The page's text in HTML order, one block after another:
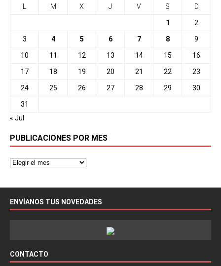
M X J V S D
1 2
3 4 5 6 7 8 9
10 11 12 13 14 15 16
17 18 19 20 21 22 23
24 25 26 27 28 29 30
31
« Jul
PUBLICACIONES POR MES
ENVÍANOS TUS NOVEDADES
CONTACTO